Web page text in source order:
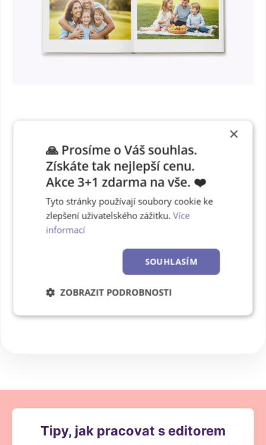
Růžová barva
desek s výřezem na
fotku
Některé okamžiky jsoupříliš
mobilu. Prémiový vzhled a
okénko na přední straně slouží
jako brána do vašeho příběhu.
Tipy, jak pracovat s editorem
×
🙏 Prosíme o Váš souhlas.
Získáte tak nejlepší cenu.
Akce 3+1 zdarma na vše. ❤️
Tyto stránky používají soubory cookie ke
zlepšení uživatelského zážitku.Více
informací
SOUHLASÍM
ZOBRAZIT PODROBNOSTI
Nezbytně
Výkonové
Soubory
soubory